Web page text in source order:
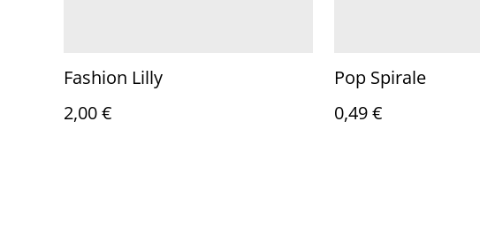
Fashion Lilly
2,00 €
Pop Spirale
0,49 €